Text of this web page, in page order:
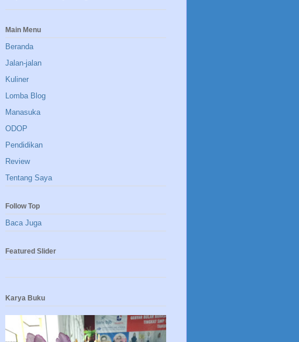
Main Menu
Beranda
Jalan-jalan
Kuliner
Lomba Blog
Manasuka
ODOP
Pendidikan
Review
Tentang Saya
Follow Top
Baca Juga
Featured Slider
Karya Buku